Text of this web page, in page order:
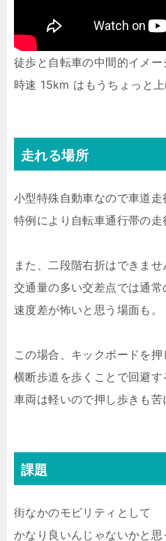
徒歩と自転車の中間的イメー
時速 15km はもうちょっと上
走れる場所
小型特殊自動車なので車道走
特例により自転車通行帯の走
また、二段階右折はできませ
交通量の多い交差点では通
速度差が怖いと思う場面も。
この場合、キックボードを押
横断歩道を歩くことで回避す
車両は軽いので押し歩きも苦
課題
街なかのモビリティとして
かなり良いんじゃないかと思